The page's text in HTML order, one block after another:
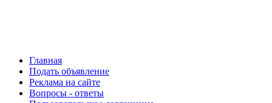
Главная
Подать объявление
Реклама на сайте
Вопросы - ответы